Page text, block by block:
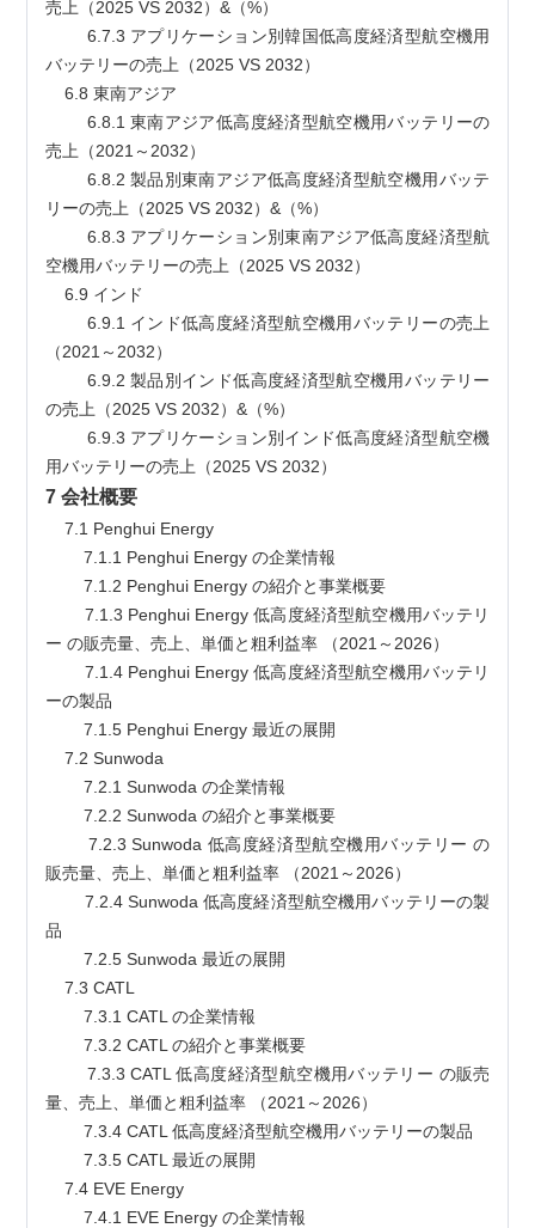
売上（2025 VS 2032）&（%）
バッテリーの売上（2025 VS 2032）
    6.8 東南アジア
売上（2021～2032）
リーの売上（2025 VS 2032）&（%）
空機用バッテリーの売上（2025 VS 2032）
    6.9 インド
（2021～2032）
の売上（2025 VS 2032）&（%）
用バッテリーの売上（2025 VS 2032）
7 会社概要
    7.1 Penghui Energy
        7.1.1 Penghui Energy の企業情報
        7.1.2 Penghui Energy の紹介と事業概要
ー の販売量、売上、単価と粗利益率 （2021～2026）
ーの製品
        7.1.5 Penghui Energy 最近の展開
    7.2 Sunwoda
        7.2.1 Sunwoda の企業情報
        7.2.2 Sunwoda の紹介と事業概要
販売量、売上、単価と粗利益率 （2021～2026）
品
        7.2.5 Sunwoda 最近の展開
    7.3 CATL
        7.3.1 CATL の企業情報
        7.3.2 CATL の紹介と事業概要
量、売上、単価と粗利益率 （2021～2026）
        7.3.4 CATL 低高度経済型航空機用バッテリーの製品
        7.3.5 CATL 最近の展開
    7.4 EVE Energy
        7.4.1 EVE Energy の企業情報